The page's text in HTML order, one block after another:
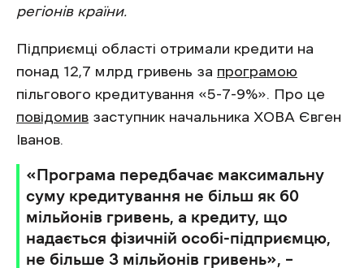
регіонів країни.
Підприємці області отримали кредити на
понад 12,7 млрд гривень за програмою
пільгового кредитування «5-7-9%». Про це
повідомив заступник начальника ХОВА Євген
Іванов.
«Програма передбачає максимальну
суму кредитування не більш як 60
мільйонів гривень, а кредиту, що
надається фізичній особі-підприємцю,
не більше 3 мільйонів гривень», –